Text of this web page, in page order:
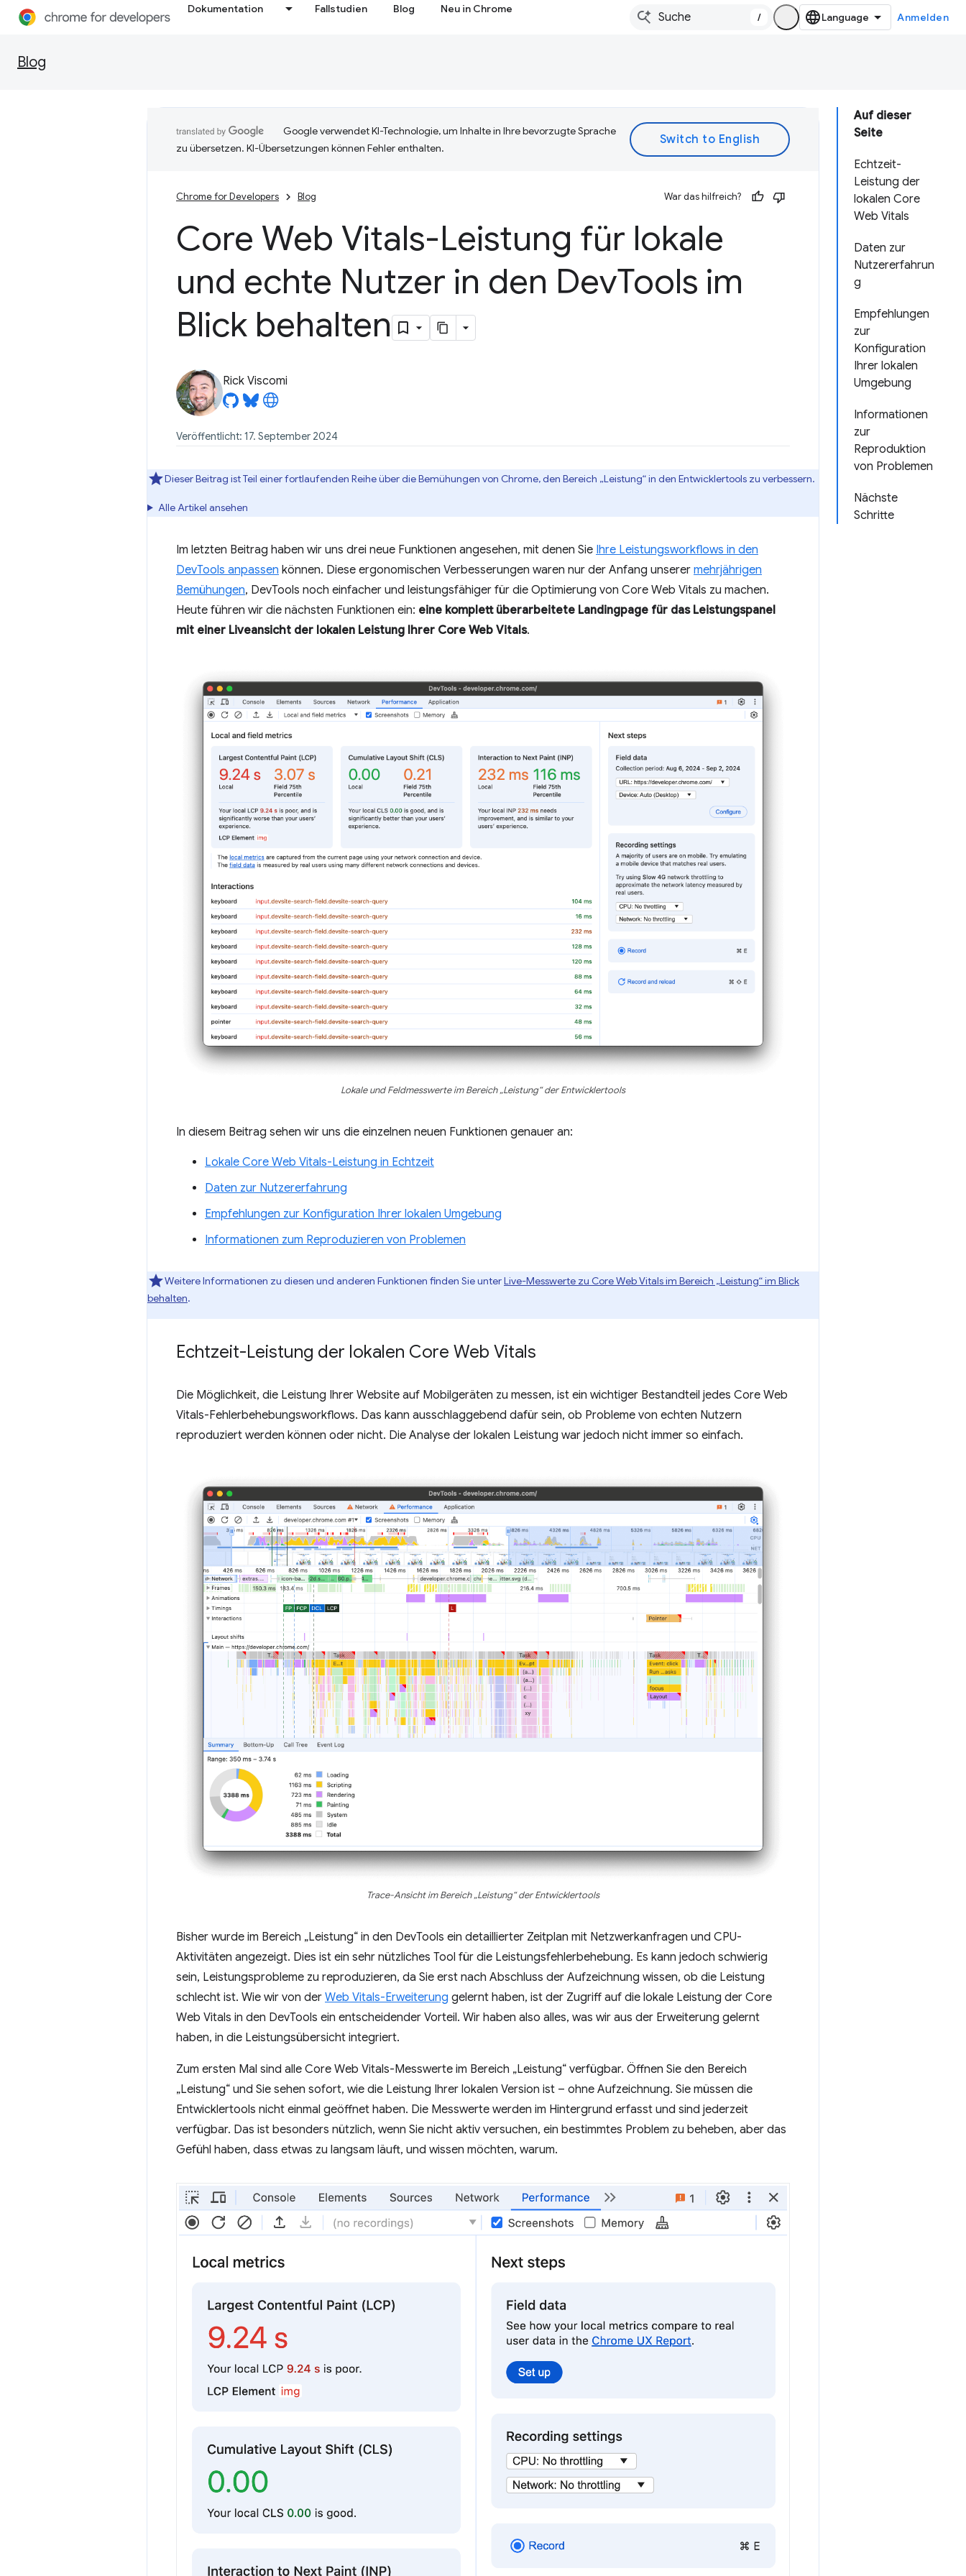
Dokumentation Fallstudien Blog Neu in Chrome
/ Anmelden
Blog
Auf dieser
Seite
Echtzeit-
Leistung der
lokalen Core
Web Vitals
Daten zur
Nutzererfahrun
g
Empfehlungen
zur
Konfiguration
Ihrer lokalen
Umgebung
Informationen
zur
Reproduktion
von Problemen
Nächste
Schritte
Google verwendet KI-Technologie, um Inhalte in Ihre bevorzugte Sprache
zu übersetzen. KI-Übersetzungen können Fehler enthalten.
Chrome for Developers Blog War das hilfreich?
Core Web Vitals-Leistung für lokale
und echte Nutzer in den DevTools im
Blick behalten
Rick Viscomi
Veröffentlicht: 17. September 2024
Dieser Beitrag ist Teil einer fortlaufenden Reihe über die Bemühungen von Chrome, den Bereich „Leistung“ in den Entwicklertools zu verbessern.
Alle Artikel ansehen
Im letzten Beitrag haben wir uns drei neue Funktionen angesehen, mit denen Sie Ihre Leistungsworkflows in den
DevTools anpassen können. Diese ergonomischen Verbesserungen waren nur der Anfang unserer mehrjährigen
Bemühungen, DevTools noch einfacher und leistungsfähiger für die Optimierung von Core Web Vitals zu machen.
Heute führen wir die nächsten Funktionen ein: eine komplett überarbeitete Landingpage für das Leistungspanel
mit einer Liveansicht der lokalen Leistung Ihrer Core Web Vitals.
Lokale und Feldmesswerte im Bereich „Leistung“ der Entwicklertools
In diesem Beitrag sehen wir uns die einzelnen neuen Funktionen genauer an:
Lokale Core Web Vitals-Leistung in Echtzeit
Daten zur Nutzererfahrung
Empfehlungen zur Konfiguration Ihrer lokalen Umgebung
Informationen zum Reproduzieren von Problemen
Weitere Informationen zu diesen und anderen Funktionen finden Sie unterLive-Messwerte zu Core Web Vitals im Bereich „Leistung“ im Blick
behalten.
Echtzeit-Leistung der lokalen Core Web Vitals
Die Möglichkeit, die Leistung Ihrer Website auf Mobilgeräten zu messen, ist ein wichtiger Bestandteil jedes Core Web
Vitals-Fehlerbehebungsworkflows. Das kann ausschlaggebend dafür sein, ob Probleme von echten Nutzern
reproduziert werden können oder nicht. Die Analyse der lokalen Leistung war jedoch nicht immer so einfach.
Trace-Ansicht im Bereich „Leistung“ der Entwicklertools
Bisher wurde im Bereich „Leistung“ in den DevTools ein detaillierter Zeitplan mit Netzwerkanfragen und CPU-
Aktivitäten angezeigt. Dies ist ein sehr nützliches Tool für die Leistungsfehlerbehebung. Es kann jedoch schwierig
sein, Leistungsprobleme zu reproduzieren, da Sie erst nach Abschluss der Aufzeichnung wissen, ob die Leistung
schlecht ist. Wie wir von der Web Vitals-Erweiterung gelernt haben, ist der Zugriff auf die lokale Leistung der Core
Web Vitals in den DevTools ein entscheidender Vorteil. Wir haben also alles, was wir aus der Erweiterung gelernt
haben, in die Leistungsübersicht integriert.
Zum ersten Mal sind alle Core Web Vitals-Messwerte im Bereich „Leistung“ verfügbar. Öffnen Sie den Bereich
„Leistung“ und Sie sehen sofort, wie die Leistung Ihrer lokalen Version ist – ohne Aufzeichnung. Sie müssen die
Entwicklertools nicht einmal geöffnet haben. Die Messwerte werden im Hintergrund erfasst und sind jederzeit
verfügbar. Das ist besonders nützlich, wenn Sie nicht aktiv versuchen, ein bestimmtes Problem zu beheben, aber das
Gefühl haben, dass etwas zu langsam läuft, und wissen möchten, warum.